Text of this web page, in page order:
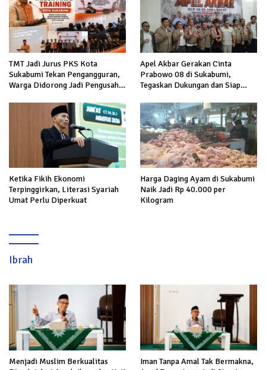
TMT Jadi Jurus PKS Kota
Sukabumi Tekan Pengangguran,
Warga Didorong Jadi Pengusaha
Apel Akbar Gerakan Cinta
Prabowo 08 di Sukabumi,
Tegaskan Dukungan dan Siap
Prabowo
Ketika Fikih Ekonomi
Terpinggirkan, Literasi Syariah
Umat Perlu Diperkuat
Harga Daging Ayam di Sukabumi
Naik Jadi Rp 40.000 per
Kilogram
Ibrah
Menjadi Muslim Berkualitas
Iman Tanpa Amal Tak Bermakna,